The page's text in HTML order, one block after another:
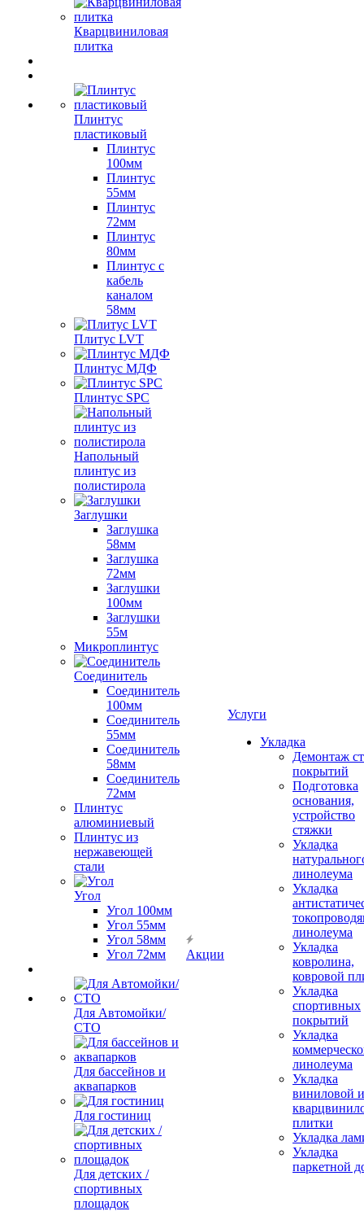
Кварцвиниловая
плитка
Плинтус
пластиковый
Плинтус
100мм
Плинтус
55мм
Плинтус
72мм
Плинтус
80мм
Плинтус с
кабель
каналом
58мм
Плитус LVT
Плинтус МДФ
Плинтус SPC
Напольный
плинтус из
полистирола
Заглушки
Заглушка
58мм
Заглушка
72мм
Заглушки
100мм
Заглушки
55м
Микроплинтус
Соединитель
Соединитель
100мм
Соединитель
55мм
Соединитель
58мм
Соединитель
72мм
Плинтус
алюминиевый
Плинтус из
нержавеющей
стали
Угол
Угол 100мм
Угол 55мм
Угол 58мм
Угол 72мм
Для Автомойки/
СТО
Для бассейнов и
аквапарков
Для гостиниц
Для детских /
спортивных
площадок
Акции
Услуги
Укладка
Демонтаж
покрытий
Подготовка
основания,
устройство
стяжки
Укладка
линолеума
Укладка
линолеума
Укладка
ковролина,
ковровой
Укладка
спортивных
покрытий
Укладка
линолеума
Укладка
виниловой и
плитки
Укладка
Укладка
паркетной